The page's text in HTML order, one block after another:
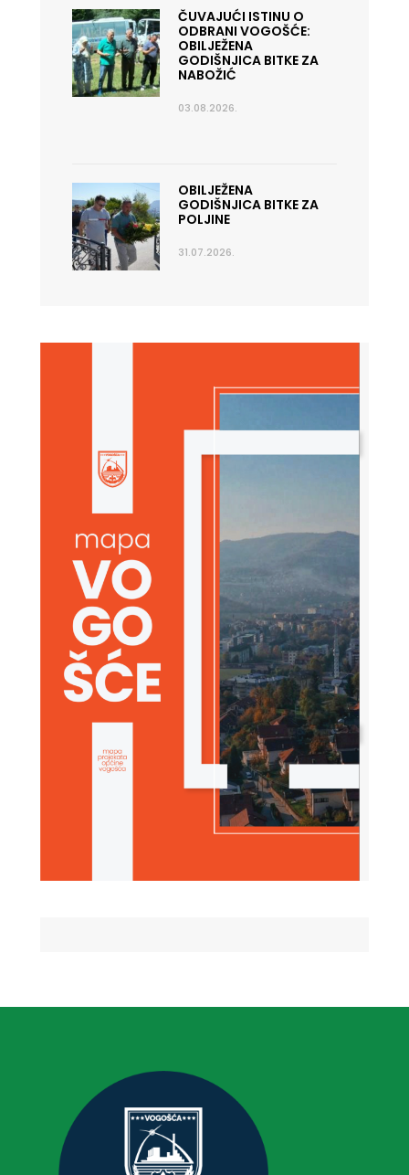
ČUVAJUĆI ISTINU O
ODBRANI VOGOŠĆE:
OBILJEŽENA
GODIŠNJICA BITKE ZA
NABOŽIĆ
03.08.2026.
OBILJEŽENA
GODIŠNJICA BITKE ZA
POLJINE
31.07.2026.